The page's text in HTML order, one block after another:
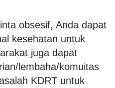
obsesif, Anda dapat
kesehatan untuk
juga dapat
lembaha/komuitas
KDRT untuk